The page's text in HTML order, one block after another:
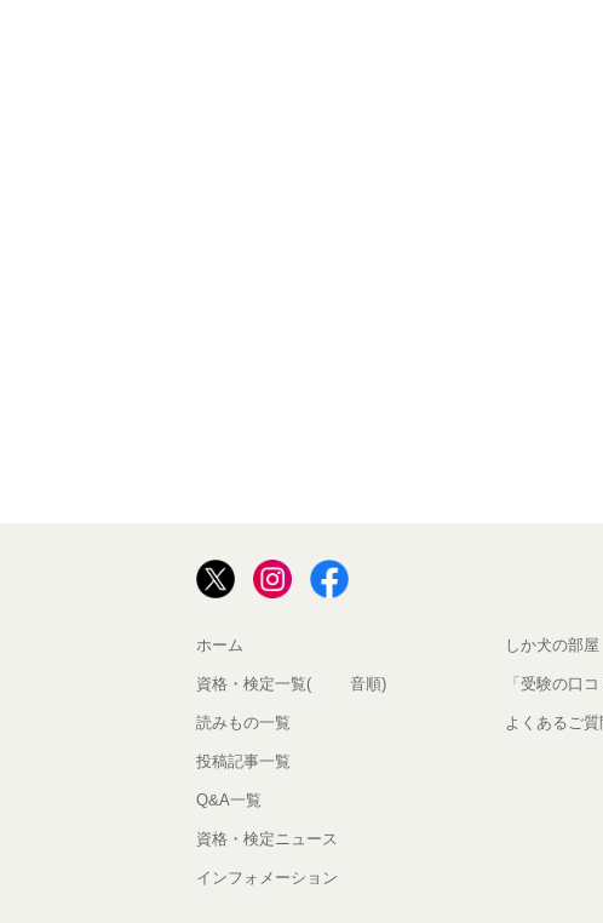
ホーム
資格・検定一覧(50音順)
読みもの一覧
投稿記事一覧
Q&A一覧
資格・検定ニュース
インフォメーション
しか犬の部屋
「受験の口
よくあるご質